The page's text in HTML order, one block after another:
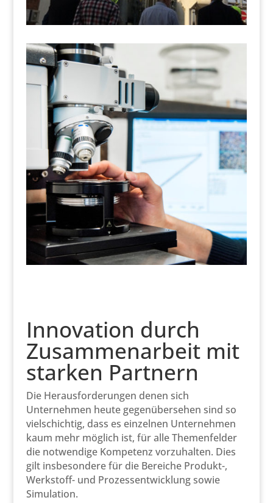
Innovation durch
Zusammenarbeit mit
starken Partnern
Die Herausforderungen denen sich
Unternehmen heute gegenübersehen sind so
vielschichtig, dass es einzelnen Unternehmen
kaum mehr möglich ist, für alle Themenfelder
die notwendige Kompetenz vorzuhalten. Dies
gilt insbesondere für die Bereiche Produkt-,
Werkstoff- und Prozessentwicklung sowie
Simulation.